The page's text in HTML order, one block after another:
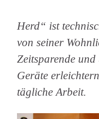
Herd“ ist
von seiner
Zeitsparende
Geräte
tägliche Arbeit.